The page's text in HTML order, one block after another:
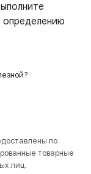
определению
по
товарные
лиц.